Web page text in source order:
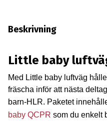
Beskrivning
Little baby
Med Little baby luftväg
fräscha inför att nästa
barn-HLR. Paketet
baby QCPR som du enkelt